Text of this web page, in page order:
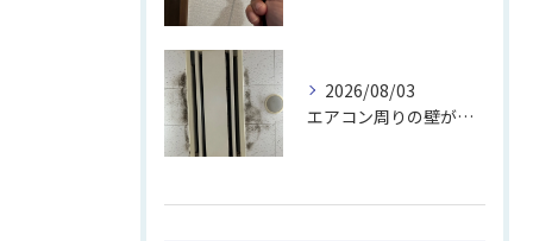
2026/08/03
エアコン周りの壁が結露しやすい理由